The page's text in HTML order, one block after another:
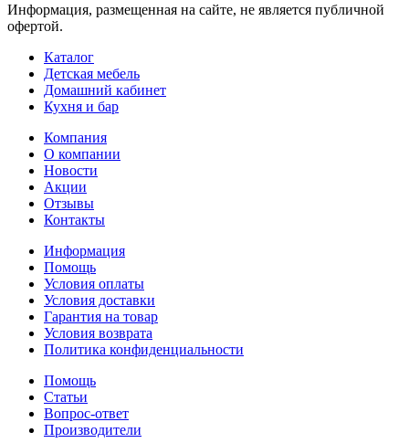
Информация, размещенная на сайте, не является публичной
офертой.
Каталог
Детская мебель
Домашний кабинет
Кухня и бар
Компания
О компании
Новости
Акции
Отзывы
Контакты
Информация
Помощь
Условия оплаты
Условия доставки
Гарантия на товар
Условия возврата
Политика конфиденциальности
Помощь
Статьи
Вопрос-ответ
Производители